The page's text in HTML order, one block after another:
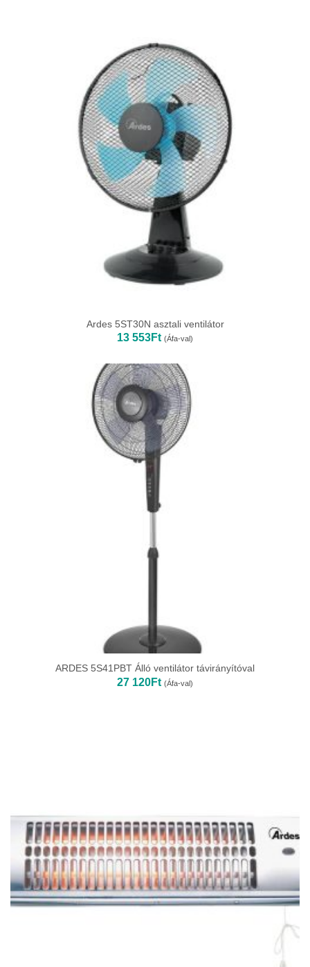
Ardes 5ST30N asztali ventilátor
13 553Ft (Áfa-val)
ARDES 5S41PBT Álló ventilátor távirányítóval
27 120Ft (Áfa-val)